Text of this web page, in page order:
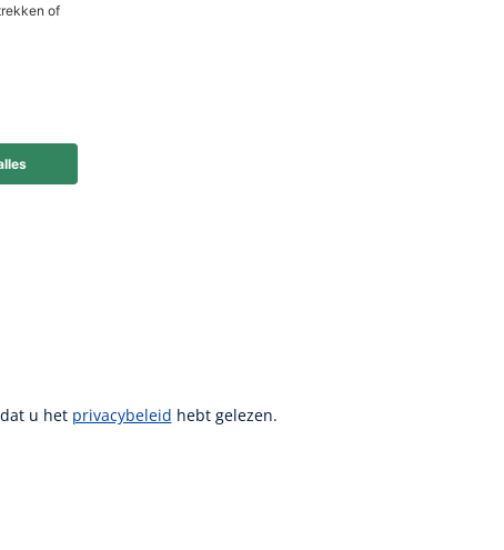
u het privacybeleid hebt gelezen.